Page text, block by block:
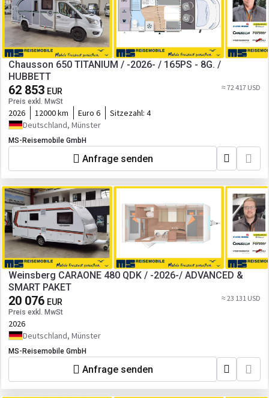
Chausson 650 TITANIUM / -2026- / 165PS - 8G. /
HUBBETT
62 853 EUR
Preis exkl. MwSt
≈ 72 417 USD
2026 12000 km Euro 6 Sitzezahl: 4
Deutschland, Münster
MS-Reisemobile GmbH
Anfrage senden
Weinsberg CARAONE 480 QDK / -2026-/ ADVANCED &
SMART PAKET
20 076 EUR
Preis exkl. MwSt
≈ 23 131 USD
2026
Deutschland, Münster
MS-Reisemobile GmbH
Anfrage senden